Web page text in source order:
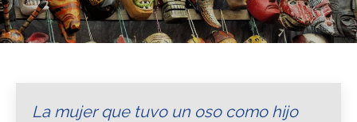
La mujer que tuvo un oso como hijo